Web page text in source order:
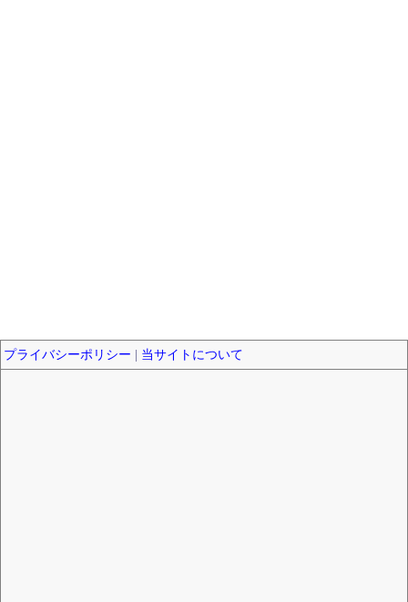
プライバシーポリシー 当サイトについて